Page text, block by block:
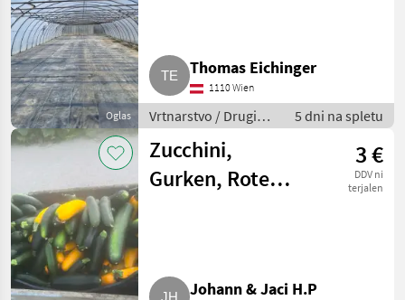
Oglas
Thomas Eichinger
1110 Wien
Vrtnarstvo / Drugi
stroji za vrtnarstvo
5 dni na spletu
Zucchini,
Gurken, Rote
3 €
DDV ni
terjalen
Johann & Jaci H.P